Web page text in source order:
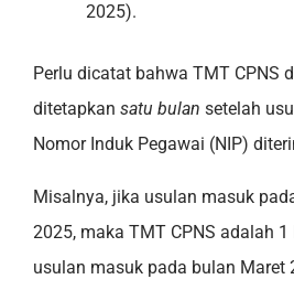
2025).
Perlu dicatat bahwa TMT CPNS
ditetapkan satu bulan setelah
Nomor Induk Pegawai (NIP)
Misalnya, jika usulan masuk
2025, maka TMT CPNS adalah
usulan masuk pada bulan Maret